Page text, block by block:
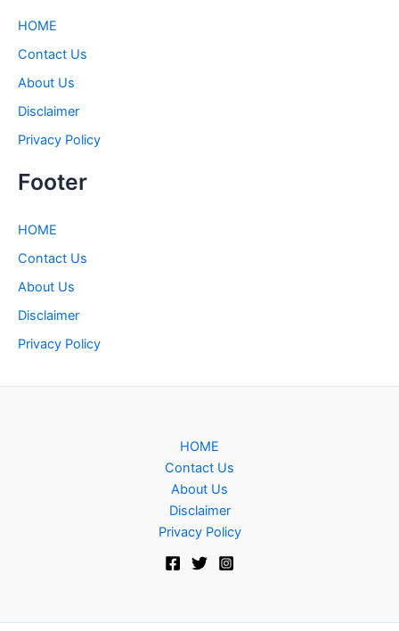
HOME
Contact Us
About Us
Disclaimer
Privacy Policy
Footer
HOME
Contact Us
About Us
Disclaimer
Privacy Policy
HOME
Contact Us
About Us
Disclaimer
Privacy Policy